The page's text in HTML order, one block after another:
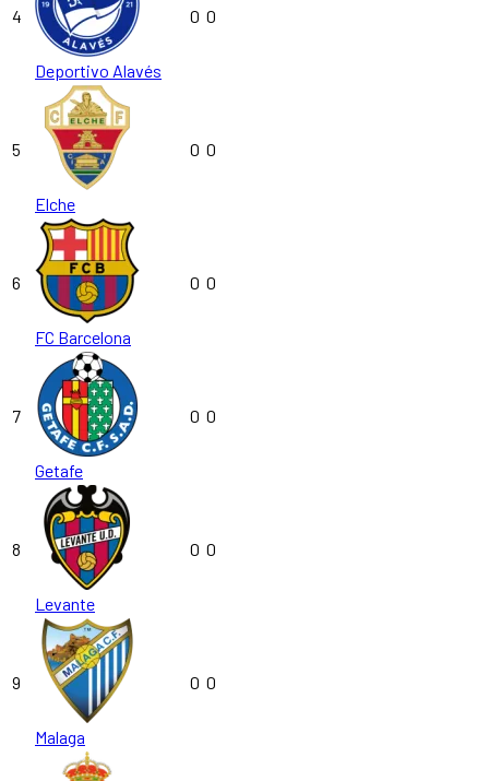
4
Deportivo Alavés
0 0
5
Elche
0 0
6
FC Barcelona
0 0
7
Getafe
0 0
8
Levante
0 0
9
Malaga
0 0